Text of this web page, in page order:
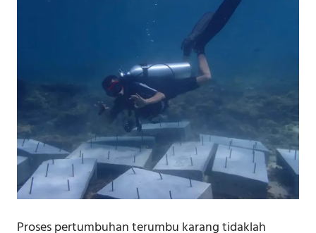
Proses pertumbuhan terumbu karang tidaklah